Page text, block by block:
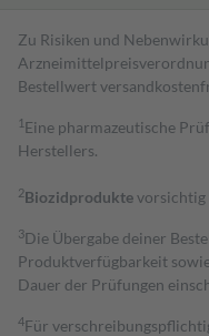
Zu Risiken und
Bestell­wert
1 Eine pharmazeutische
Herstellers.
2Biozidproduktevorsichtig
3Die Übergabe deiner
Produktverfügbarkeit
Dauer der Prüfungen
4Für